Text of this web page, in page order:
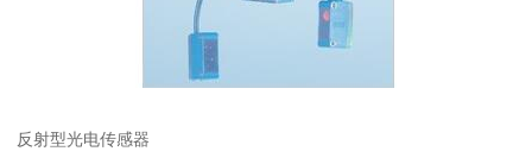
反射型光电传感器